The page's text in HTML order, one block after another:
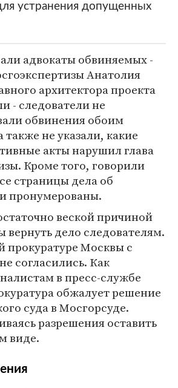
устранения допущенных
адвокаты обвиняемых -
Анатолия
архитектора проекта
- следователи не
обвинения обоим
не указали, какие
акты нарушил глава
Кроме того, говорили
страницы дела об
пронумерованы.
веской причиной
вернуть дело следователям.
прокуратуре Москвы с
согласились. Как
в пресс-службе
обжалует решение
суда в Мосгорсуде.
разрешения оставить
виде.